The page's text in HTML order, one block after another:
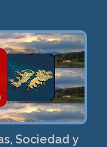
Sociedad y